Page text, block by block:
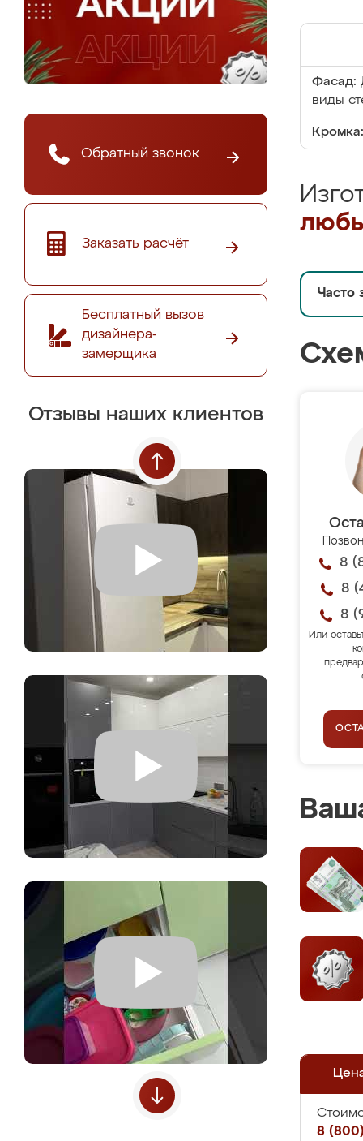
Обратный звонок
Заказать расчёт
Бесплатный вызов
дизайнера-
замерщика
Отзывы наших клиентов
Фасад:
виды
Кромка:
Часто
8
8
8
Или
8